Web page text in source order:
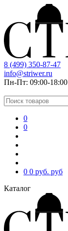
8 (499) 350-87-47
info@striwer.ru
Пн-Пт: 09:00-18:00
0
0
0 0 руб. руб
Каталог